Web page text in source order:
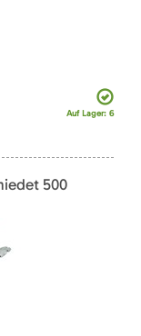
Auf Lager: 6
500